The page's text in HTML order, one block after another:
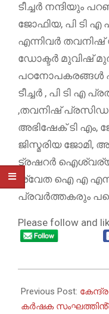
ടീച്ചർ നന്ദിയും
ജോഫിയ, പി ടി
എന്നിവർ തവനിഷ്
ഡോക്ടർ മുവിഷ്
പഠനോപകരങ്ങൾ
ടീച്ചർ , പി ടി എ
,തവനിഷ്
അഭിഷേക് ടി എം,
ജിസ്മരിയ
ട്രഷറർ ഐശ്വര്യ
ശ്വേത ഐ എ
പ്രവർത്തകരും
Please follow and
05-
28
Previous Post:
കർഷക